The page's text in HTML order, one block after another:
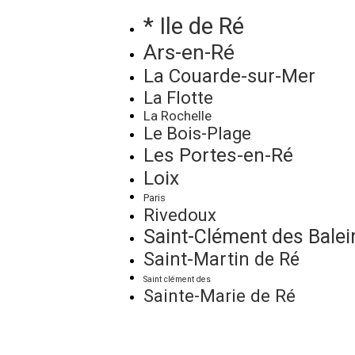
* Ile de Ré
Ars-en-Ré
La Couarde-sur-Mer
La Flotte
La Rochelle
Le Bois-Plage
Les Portes-en-Ré
Loix
Paris
Rivedoux
Saint-Clément des
Saint-Martin de Ré
Saint clément des
Sainte-Marie de Ré